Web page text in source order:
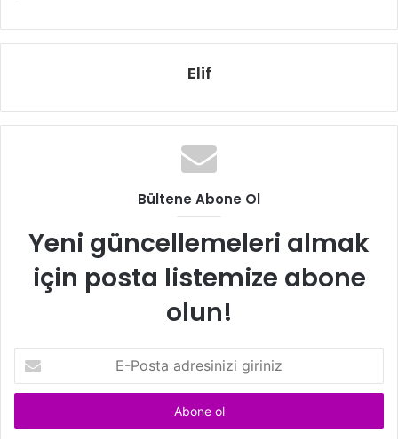
Elif
Bültene Abone Ol
Yeni güncellemeleri almak
için posta listemize abone
olun!
P
s